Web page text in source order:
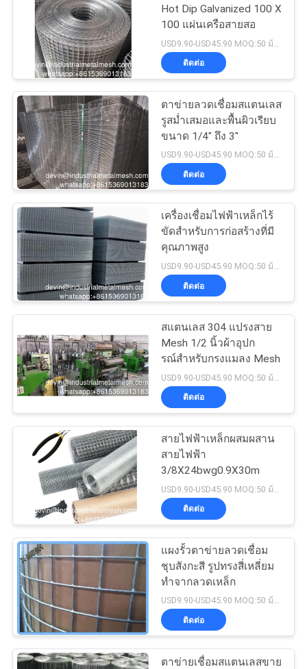
โซ่รั้วตาข่ายผ้า
198
แผงรั้วตาข่ายลวด
ลวดตาข่ายสเตนเลส
207
ตาข่ายมุ้งลวด
190
ตาข่ายการทำเหมือง
Hot Dip Galvanized 100 X
100 แผ่นเครือสายสอ
ติดต่อ
ตาข่ายลวดเชื่อมสแตนเลส
รูสม่ำเสมอและพื้นผิวเรียบ
ขนาด 1/4" ถึง 3"
USD9.90-USD45.90 MOQ:50 ม้วน
ติดต่อ
เครื่องเชื่อมไฟฟ้าเหล็กไร้
ขัดสําหรับการก่อสร้างที่มี
คุณภาพสูง
USD9.90-USD45.90 MOQ:50 ม้วน
ติดต่อ
สแตนเลส 304 แปรงสาย
Mesh 1/2 นิ้วผ้าอุปก
รณ์สําหรับกรงแมลง Mesh
ติดต่อ
สายไฟฟ้าเหล็กผสมผสาน
สายไฟฟ้า
3/8X24bwg0.9X30m
ติดต่อ
แผงรั้วตาข่ายลวดเชื่อม
ชุบสังกะสี รูปทรงสี่เหลี่ยม
ทำจากลวดเหล็ก
USD9.90-USD45.90 MOQ:50 ม้วน
ติดต่อ
ตาข่ายเชื่อมสแตนเลสขาย